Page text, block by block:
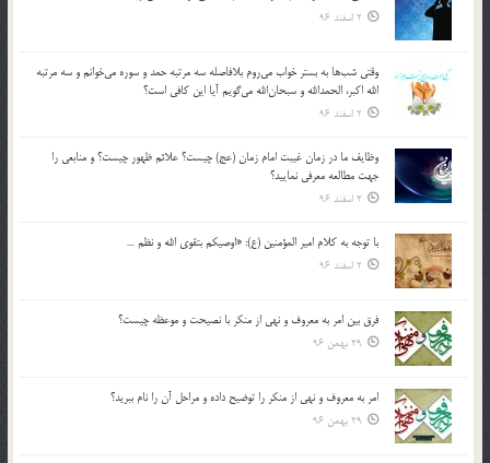
2 اسفند 96
وقتي شب‌ها به بستر خواب مي‌روم بلافاصله سه مرتبه حمد و سوره مي‌خوانم و سه مرتبه
الله اكبر، الحمدالله و سبحان‌الله مي‌گويم آيا اين كافي است؟
2 اسفند 96
وظايف ما در زمان غيبت امام زمان (عج) چيست؟ علائم ظهور چيست؟ و منابعي را
جهت مطالعه معرفي نماييد؟
2 اسفند 96
با توجه به كلام امير المؤمنين (ع): «اوصيكم بتقوي الله و نظم …
2 اسفند 96
فرق بين امر به معروف و نهي از منكر با نصيحت و موعظه چيست؟
29 بهمن 96
امر به معروف و نهي از منكر را توضيح داده و مراحل آن را نام ببريد؟
29 بهمن 96